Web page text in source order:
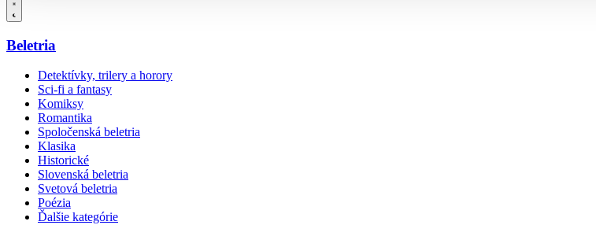
Beletria
Detektívky, trilery a horory
Sci-fi a fantasy
Komiksy
Romantika
Spoločenská beletria
Klasika
Historické
Slovenská beletria
Svetová beletria
Poézia
Ďalšie kategórie